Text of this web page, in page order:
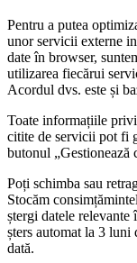
Pentru a putea
unor servicii externe
date în browser,
utilizarea fiecărui
Acordul dvs. este și
Toate informațiile
citite de servicii pot fi
butonul „Gestionează
Poți schimba sau
Stocăm
ștergi datele
șters automat la 3 luni
dată.